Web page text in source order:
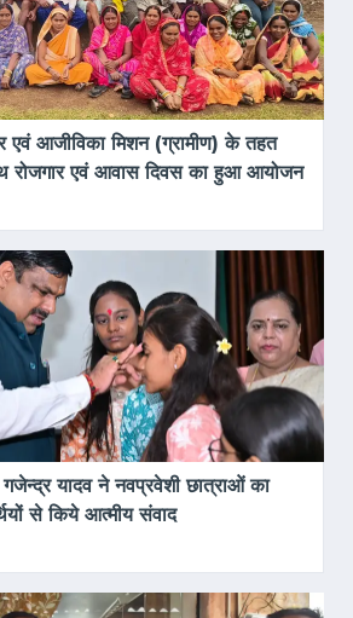
एवं आजीविका मिशन (ग्रामीण) के तहत
रोजगार एवं आवास दिवस का हुआ आयोजन
गजेन्द्र यादव ने नवप्रवेशी छात्राओं का
से किये आत्मीय संवाद